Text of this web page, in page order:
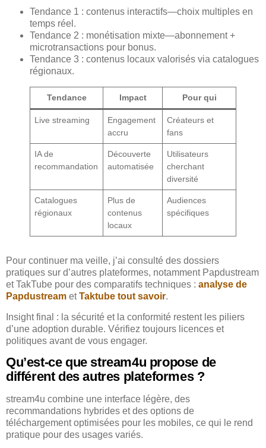
Tendance 1 : contenus interactifs—choix multiples en
temps réel.
Tendance 2 : monétisation mixte—abonnement +
microtransactions pour bonus.
Tendance 3 : contenus locaux valorisés via catalogues
régionaux.
Tendance Impact Pour qui
Live streaming
Engagement
accru
Créateurs et
fans
IA de
recommandation
Découverte
automatisée
Utilisateurs
cherchant
diversité
Catalogues
régionaux
Plus de
contenus
locaux
Audiences
spécifiques
Pour continuer ma veille, j’ai consulté des dossiers
pratiques sur d’autres plateformes, notamment Papdustream
et TakTube pour des comparatifs techniques : analyse de
Papdustream etTaktube tout savoir.
Insight final : la sécurité et la conformité restent les piliers
d’une adoption durable. Vérifiez toujours licences et
politiques avant de vous engager.
Qu’est-ce que stream4u propose de
différent des autres plateformes ?
stream4u combine une interface légère, des
recommandations hybrides et des options de
téléchargement optimisées pour les mobiles, ce qui le rend
pratique pour des usages variés.